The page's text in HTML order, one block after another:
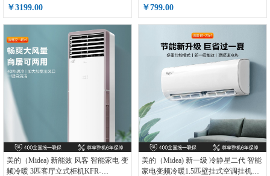
￥3199.00 ￥799.00
美的（Midea) 新能效 风客 智能家电 变
频冷暖 3匹客厅立式柜机KFR-
美的（Midea) 新一级 冷静星二代 智能
家电变频冷暖1.5匹壁挂式空调挂机